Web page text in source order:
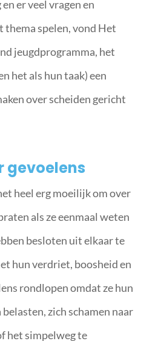
er veel vragen en
thema spelen, vond Het
jeugdprogramma, het
het als hun taak) een
over scheiden gericht
gevoelens
heel erg moeilijk om over
als ze eenmaal weten
besloten uit elkaar te
hun verdriet, boosheid en
rondlopen omdat ze hun
zich schamen naar
het simpelweg te